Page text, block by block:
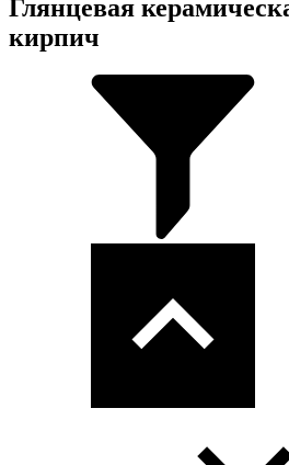
Глянцевая
кирпич